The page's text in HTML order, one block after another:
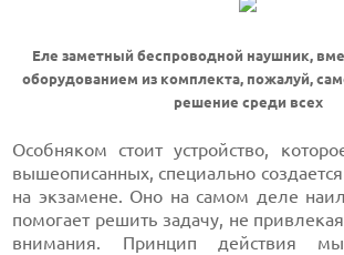
Еле заметный беспроводной наушник,
оборудованием из комплекта, пожалуй,
решение среди всех
Особняком стоит устройство,
вышеописанных, специально
на экзамене. Оно на самом деле
помогает решить задачу, не
внимания. Принцип действия мы